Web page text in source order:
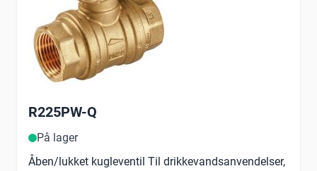
R225PW-Q
På lager
Åben/lukket kugleventil Til drikkevandsanvendelser,